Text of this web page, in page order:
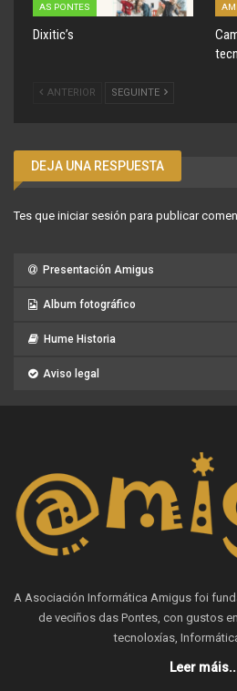
AS PONTES
Dixitic’s
ANTERIOR SEGUINTE
DEJA UNA RESPUESTA
Tes que iniciar sesión para publicar
Presentación Amigus
Album fotográfico
Hume Historia
Aviso legal
A Asociación Informática Amigus foi
de veciños das Pontes, con gustos
tecnoloxías,
Leer